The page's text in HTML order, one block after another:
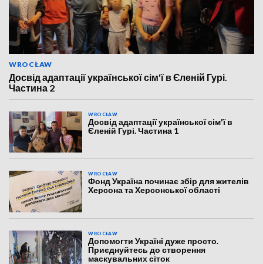
WROCŁAW
Досвід адаптації української сім'ї в Єленій Гурі.
Частина 2
WROCŁAW
Досвід адаптації української сім'ї в
Єленій Гурі. Частина 1
WROCŁAW
Фонд Україна починає збір для жителів
Херсона та Херсонської області
WROCŁAW
Допомогти Україні дуже просто.
Приєднуйтесь до створення
маскувальних сіток